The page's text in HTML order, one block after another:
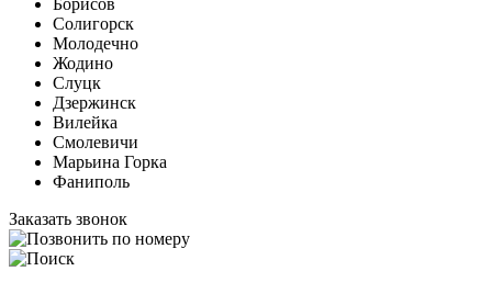
Борисов
Солигорск
Молодечно
Жодино
Слуцк
Дзержинск
Вилейка
Смолевичи
Марьина Горка
Фаниполь
Заказать звонок